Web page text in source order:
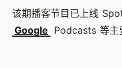
该期播客节目已上线
Google Podcasts 等主